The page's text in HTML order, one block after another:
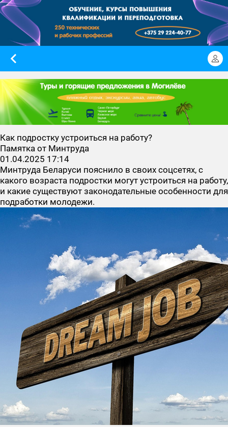
Как подростку устроиться на работу?
Памятка от Минтруда
01.04.2025 17:14
Минтруда Беларуси пояснило в своих соцсетях, с
какого возраста подростки могут устроиться на работу,
и какие существуют законодательные особенности для
подработки молодежи.